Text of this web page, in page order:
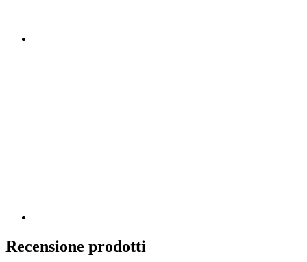
Recensione prodotti